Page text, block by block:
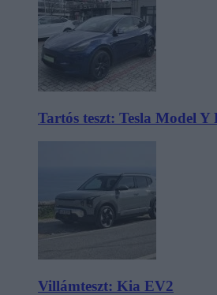
Tartós teszt: Tesla Model Y
Villámteszt: Kia EV2